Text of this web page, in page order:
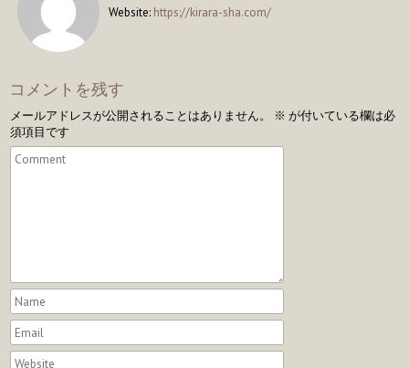
Website: https://kirara-sha.com/
コメントを残す
メールアドレスが公開されることはありません。 ※ が付いている欄は必
須項目です